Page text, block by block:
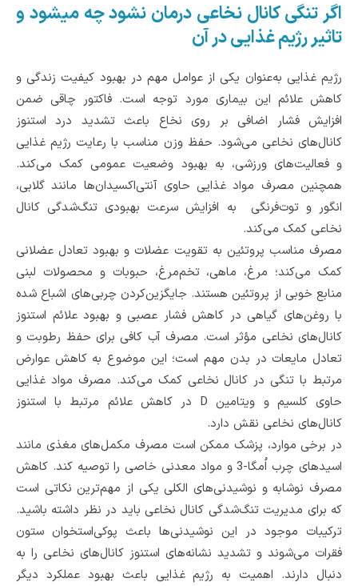
اگر تنگی کانال نخاعی درمان نشود چه میشود و
تاثیر رژیم غذایی در آن
رژیم غذایی به‌عنوان یکی از عوامل مهم در بهبود کیفیت زندگی و
کاهش علائم این بیماری مورد توجه است. فاکتور چاقی ضمن
افزایش فشار اضافی بر روی نخاع باعث تشدید درد استنوز
کانال‌های نخاعی می‌‌شود. حفظ وزن مناسب با رعایت رژیم غذایی
و فعالیت‌های ورزشی، به بهبود وضعیت عمومی کمک می‌کند.
همچنین مصرف مواد غذایی حاوی آنتی‌اکسیدان‌ها مانند گلابی،
انگور و توت‌فرنگی به افزایش سرعت بهبودی تنگ‌شدگی کانال
نخاعی کمک می‌کند.
مصرف مناسب پروتئین به تقویت عضلات و بهبود تعادل عضلانی
کمک می‌کند؛ مرغ، ماهی، تخم‌مرغ، حبوبات و محصولات لبنی
منابع خوبی از پروتئین هستند. جایگزین‌کردن چربی‌های اشباع شده
با روغن‌های گیاهی در کاهش فشار عصبی و بهبود علائم استنوز
کانال‌های نخاعی مؤثر است. مصرف آب کافی برای حفظ رطوبت و
تعادل مایعات در بدن مهم است؛ این موضوع به کاهش عوارض
مرتبط با تنگی در کانال نخاعی کمک می‌کند. مصرف مواد غذایی
حاوی کلسیم و ویتامین D در کاهش علائم مرتبط با استنوز
کانال‌های نخاعی نقش دارد.
در برخی موارد، پزشک ممکن است مصرف مکمل‌های مغذی مانند
اسیدهای چرب اُمگا-3 و مواد معدنی خاصی را توصیه کند. کاهش
مصرف نوشابه و نوشیدنی‌های الکلی یکی از مهم‌ترین نکاتی است
که برای مدیریت تنگ‌شدگی کانال نخاعی باید در نظر داشته باشید.
ترکیبات موجود در این نوشیدنی‌ها باعث پوکی‌استخوان ستون
فقرات می‌شوند‌ و تشدید نشانه‌های استنوز کانال‌های نخاعی را به
دنبال دارند. اهمیت به رژیم غذایی باعث بهبود عملکرد دیگر